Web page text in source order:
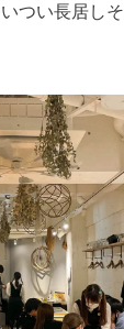
つい長居し